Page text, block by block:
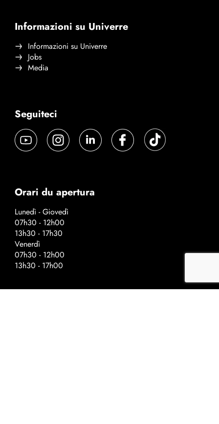
Informazioni su Univerre
Informazioni su Univerre
Jobs
Media
Seguiteci
Orari du apertura
Lunedì - Giovedì
07h30 - 12h00
13h30 - 17h30
Venerdì
07h30 - 12h00
13h30 - 17h00